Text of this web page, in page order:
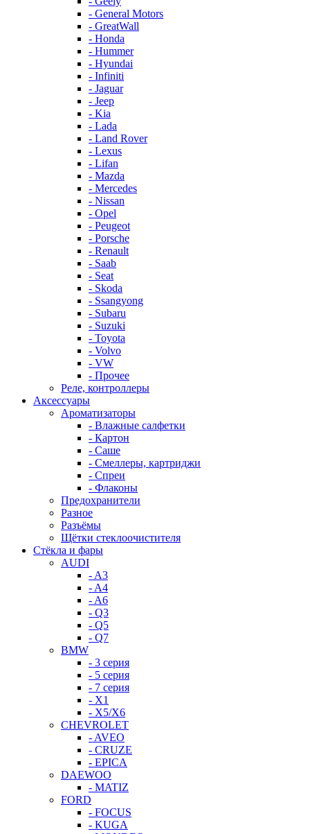
- General Motors
- GreatWall
- Honda
- Hummer
- Hyundai
- Infiniti
- Jaguar
- Jeep
- Kia
- Lada
- Land Rover
- Lexus
- Lifan
- Mazda
- Mercedes
- Nissan
- Opel
- Peugeot
- Porsche
- Renault
- Saab
- Seat
- Skoda
- Ssangyong
- Subaru
- Suzuki
- Toyota
- Volvo
- VW
- Прочее
Реле, контроллеры
Аксессуары
Ароматизаторы
- Влажные салфетки
- Картон
- Саше
- Смеллеры, картриджи
- Спреи
- Флаконы
Предохранители
Разное
Разъёмы
Щётки стеклоочистителя
Стёкла и фары
AUDI
- A3
- A4
- A6
- Q3
- Q5
- Q7
BMW
- 3 серия
- 5 серия
- 7 серия
- X1
- X5/X6
CHEVROLET
- AVEO
- CRUZE
- EPICA
DAEWOO
- MATIZ
FORD
- FOCUS
- KUGA